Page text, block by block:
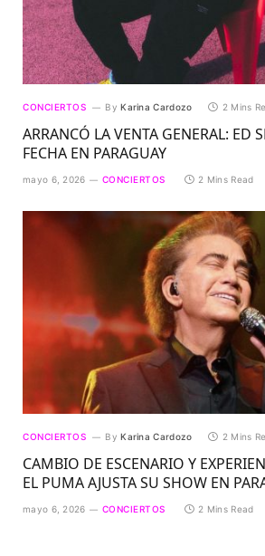
CONCIERTOS By Karina Cardozo 2 Mins
ARRANCÓ LA VENTA GENERAL: ED
FECHA EN PARAGUAY
mayo 6, 2026 CONCIERTOS 2 Mins Read
CONCIERTOS By Karina Cardozo 2 Mins
CAMBIO DE ESCENARIO Y
EL PUMA AJUSTA SU SHOW EN
mayo 6, 2026 CONCIERTOS 2 Mins Read